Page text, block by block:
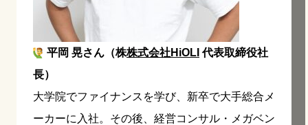
平岡 晃さん（株株式会社HiOLI 代表取締役社
長）
大学院でファイナンスを学び、新卒で大手総合メ
ーカーに入社。その後、経営コンサル・メガベン